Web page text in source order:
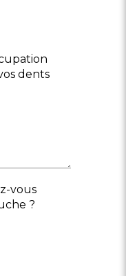
dents
vous
?